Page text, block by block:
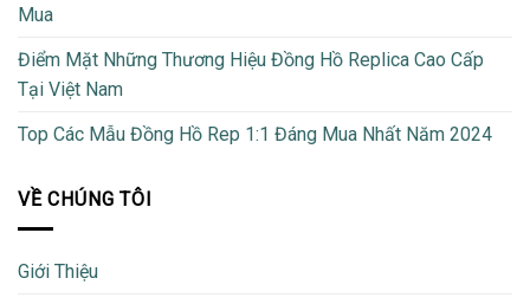
Mua
Điểm Mặt Những Thương Hiệu Đồng Hồ Replica Cao Cấp
Tại Việt Nam
Top Các Mẫu Đồng Hồ Rep 1:1 Đáng Mua Nhất Năm 2024
VỀ CHÚNG TÔI
Giới Thiệu